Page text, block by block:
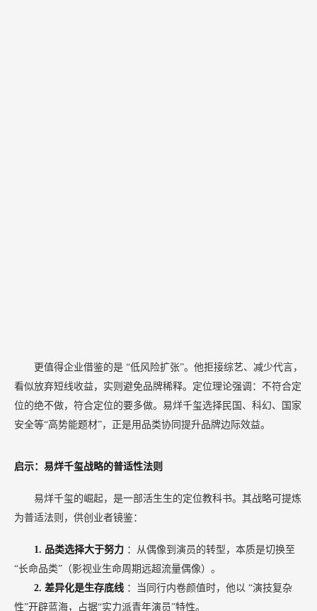
更值得企业借鉴的是 “低风险扩张”。他拒接综艺、减少代言，
看似放弃短线收益，实则避免品牌稀释。定位理论强调：不符合定
位的绝不做，符合定位的要多做。易烊千玺选择民国、科幻、国家
安全等“高势能题材”，正是用品类协同提升品牌边际效益。
启示：易烊千玺战略的普适性法则
易烊千玺的崛起，是一部活生生的定位教科书。其战略可提炼
为普适法则，供创业者镜鉴：
1. 品类选择大于努力 ：从偶像到演员的转型，本质是切换至
“长命品类”（影视业生命周期远超流量偶像）。
2. 差异化是生存底线 ：当同行内卷颜值时，他以 “演技复杂
性”开辟蓝海，占据“实力派青年演员”特性。